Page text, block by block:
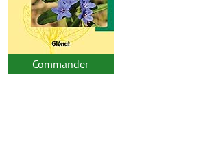
Commander